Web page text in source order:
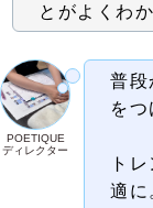
とがよくわ
POETIQUE
ディレクター
普段
をつ
ト
適に